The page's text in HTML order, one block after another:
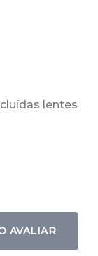
lentes
AVALIAR